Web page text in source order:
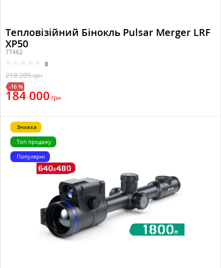
Тепловізійний Бінокль Pulsar Merger LRF
XP50
77462
0
218 205грн
-16 %
184 000 грн
Знижка
Топ продажу
Популярні